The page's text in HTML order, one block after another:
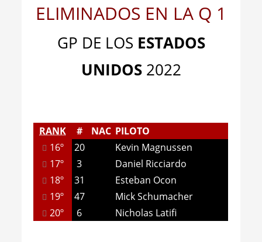
ELIMINADOS EN LA Q 1
GP DE LOS ESTADOS
UNIDOS2022
RANK # NAC PILOTO
16º
20
Kevin Magnussen
17º
3
Daniel Ricciardo
18º
31
Esteban Ocon
19º
47
Mick Schumacher
20º
6 Nicholas Latifi